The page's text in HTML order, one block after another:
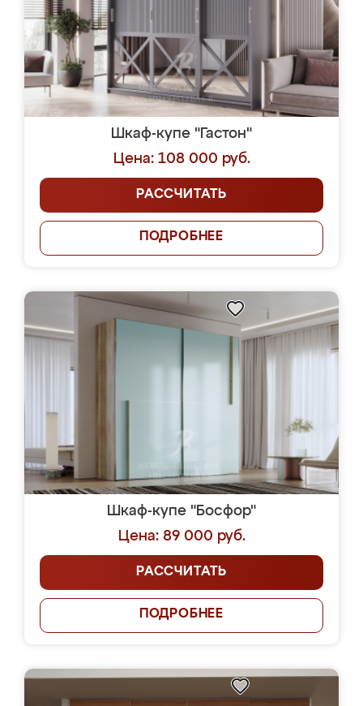
Шкаф-купе "Гастон"
Цена: 108 000 руб.
РАССЧИТАТЬ
ПОДРОБНЕЕ
Шкаф-купе "Босфор"
Цена: 89 000 руб.
РАССЧИТАТЬ
ПОДРОБНЕЕ